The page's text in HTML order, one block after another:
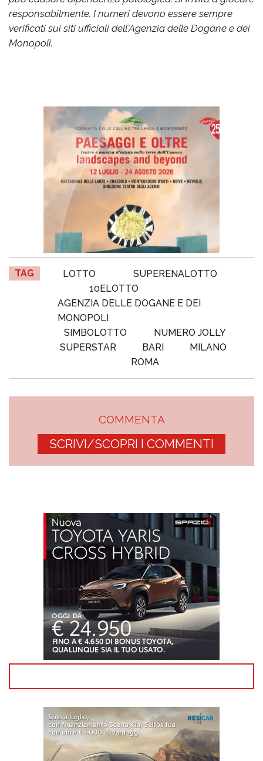
responsabilmente. I numeri devono essere sempre
verificati sui siti ufficiali dell'Agenzia delle Dogane e dei
Monopoli.
TAG LOTTO
SUPERENALOTTO
10ELOTTO
AGENZIA DELLE DOGANE E DEI
MONOPOLI
SIMBOLOTTO
NUMERO JOLLY
SUPERSTAR
BARI
MILANO
ROMA
COMMENTA
SCRIVI/SCOPRI I COMMENTI